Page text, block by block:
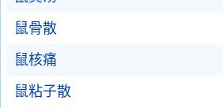
鼠骨散
鼠核痛
鼠粘子散